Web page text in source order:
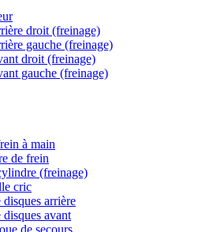
droit (freinage)
gauche (freinage)
droit (freinage)
gauche (freinage)
à main
de frein
(freinage)
cric
disques arrière
disques avant
de secours